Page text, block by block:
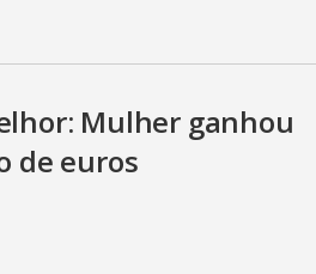
Mulher ganhou
de euros